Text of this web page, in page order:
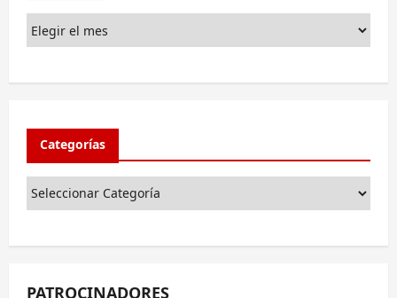
Categorías
PATROCINADORES